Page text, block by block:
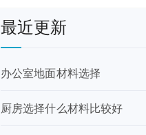
最近更新
办公室地面材料选择
厨房选择什么材料比较好